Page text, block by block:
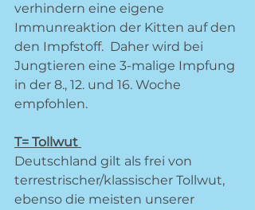
verhindern eine eigene
Immunreaktion der Kitten auf den
den Impfstoff.  Daher wird bei
Jungtieren eine 3-malige Impfung
in der 8., 12. und 16. Woche
empfohlen.
T= Tollwut
Deutschland gilt als frei von
terrestrischer/klassischer Tollwut,
ebenso die meisten unserer